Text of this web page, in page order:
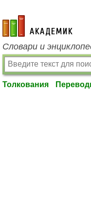
academic.ru
Словари и
Толкования